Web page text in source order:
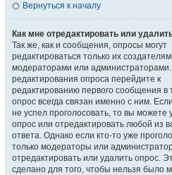
Вернуться к началу
Как мне отредактировать или
Так же, как и сообщения, опросы могут
редактироваться только их
модераторами или
редактирования опроса перейдите к
редактированию первого сообщения в
опрос всегда связан именно с ним.
не успел проголосовать, то вы можете
опрос или отредактировать любой из
ответа. Однако если кто-то уже
только модераторы или
отредактировать или удалить опрос.
сделано для того, чтобы нельзя было